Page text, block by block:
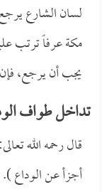
لسان الشارع
مكة عرفاً ترتب
يجب أن يرجع، فإن
تداخل طواف
قال رحمه الله
أجزأ عن الوداع ).